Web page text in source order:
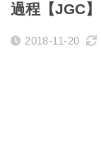
過程【JGC】
2018-11-20